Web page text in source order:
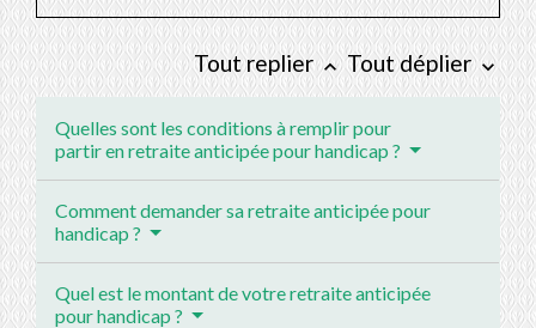
Tout replier keyboard_arrow_up Tout déplier keyboard_arrow_down
Quelles sont les conditions à remplir pour
partir en retraite anticipée pour handicap ?
Comment demander sa retraite anticipée pour
handicap ?
Quel est le montant de votre retraite anticipée
pour handicap ?